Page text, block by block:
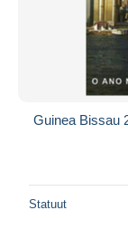
Guinea Bissau
Statuut